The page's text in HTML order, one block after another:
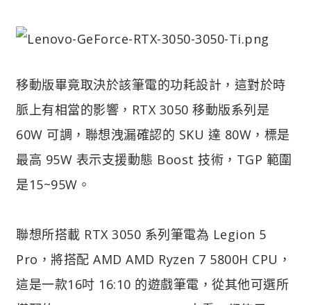
移動版畢竟取決於該筆電的功耗設計，這對於時
脈上有相當的影響，RTX 3050 移動版系列是
60W 可調，聯想洩漏確認的 SKU 達 80W，標是
最高 95W 表示支援動態 Boost 技術，TGP 範圍
是15~95W。
聯想所搭載 RTX 3050 系列筆電為 Legion 5
Pro，將搭配 AMD AMD Ryzen 7 5800H CPU，
這是一款16吋 16:10 的遊戲筆電，從其他可選所